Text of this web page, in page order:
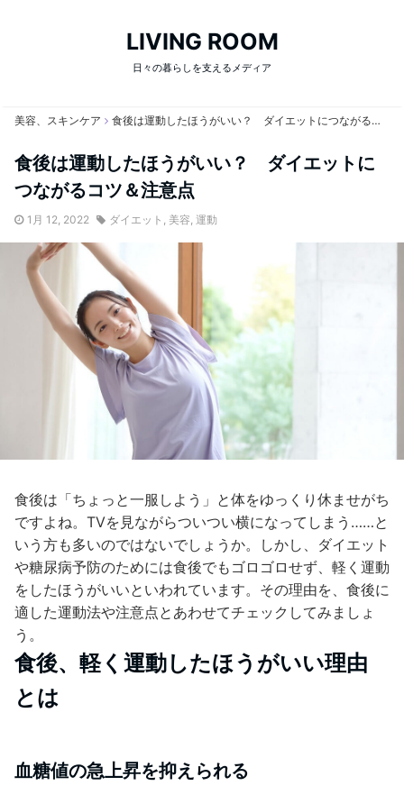
LIVING ROOM
日々の暮らしを支えるメディア
美容、スキンケア 食後は運動したほうがいい？ ダイエットにつながるコツ＆注意点
食後は運動したほうがいい？ ダイエットに
つながるコツ＆注意点
1月 12, 2022 ダイエット , 美容, 運動
食後は「ちょっと一服しよう」と体をゆっくり休ませがち
ですよね。TVを見ながらついつい横になってしまう……と
いう方も多いのではないでしょうか。しかし、ダイエット
や糖尿病予防のためには食後でもゴロゴロせず、軽く運動
をしたほうがいいといわれています。その理由を、食後に
適した運動法や注意点とあわせてチェックしてみましょ
う。
食後、軽く運動したほうがいい理由
とは
血糖値の急上昇を抑えられる